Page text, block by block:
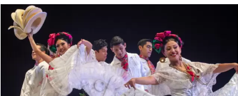
de
Banda
La
Adictiva